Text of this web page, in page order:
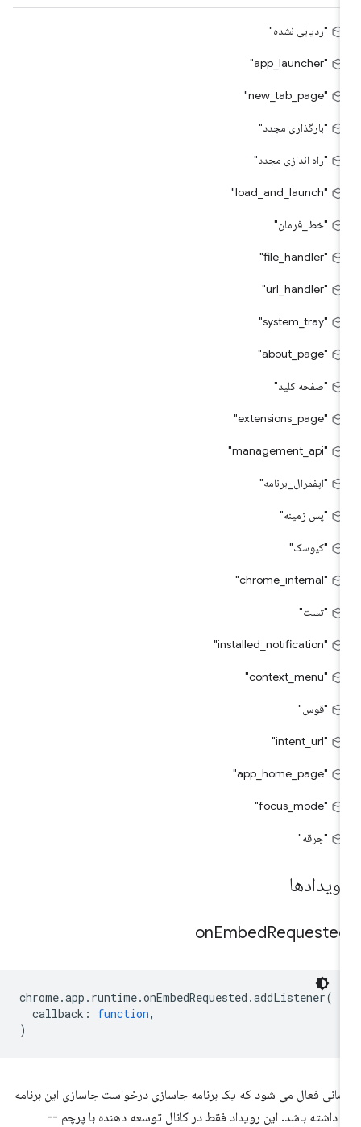
"ردیابی نشده"
"app_launcher"
"new_tab_page"
"بارگذاری مجدد"
"راه اندازی مجدد"
"load_and_launch"
"خط_فرمان"
"file_handler"
"url_handler"
"system_tray"
"about_page"
"صفحه کلید"
"extensions_page"
"management_api"
"اپفمرال_برنامه"
"پس زمینه"
"کیوسک"
"chrome_internal"
"تست"
"installed_notification"
"context_menu"
"قوس"
"intent_url"
"app_home_page"
"focus_mode"
"جرقه"
onEmbed
chrome.app.runtime.onEmbedRequested.addListener
callback: function
فعال می شود که یک برنامه جاسازی درخواست جاسازی این برنامه
داشته باشد. این رویداد فقط در کانال توسعه دهنده با پرچم --